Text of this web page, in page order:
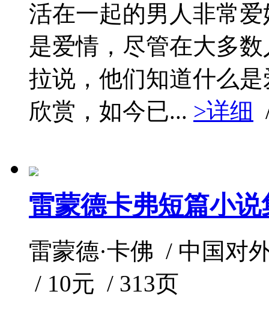
活在一起的男人非常
是爱情，尽管在大多
拉说，他们知道什么
欣赏，如今已... >详细
雷蒙德卡弗短篇小说
雷蒙德·卡佛 / 中国对
/ 10元 / 313页